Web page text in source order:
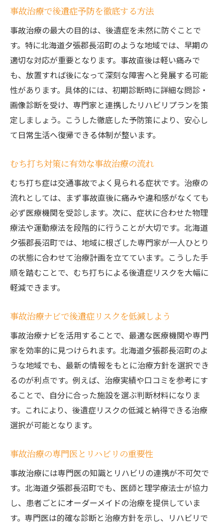
事故治療で後遺症予防を徹底する方法
事故治療の最大の目的は、後遺症を未然に防ぐことで
す。特に北海道夕張郡長沼町のような地域では、早期の
適切な対応が重要となります。事故直後は軽い痛みで
も、放置すれば後になって深刻な障害へと発展する可能
性があります。具体的には、初期診断時に詳細な問診・
画像診断を受け、専門家と連携したリハビリプランを策
定しましょう。こうした徹底した予防策により、安心し
て日常生活へ復帰できる体制が整います。
むち打ち対策に有効な事故治療の流れ
むち打ち症は交通事故でよく見られる症状です。治療の
流れとしては、まず事故直後に痛みや違和感がなくても
必ず医療機関を受診します。次に、症状に合わせた物理
療法や運動療法を段階的に行うことが大切です。北海道
夕張郡長沼町では、地域に根ざした専門家が一人ひとり
の状態に合わせて治療計画を立てています。こうした手
順を踏むことで、むち打ちによる後遺症リスクを大幅に
軽減できます。
事故治療ナビで後遺症リスクを低減しよう
事故治療ナビを活用することで、最適な医療機関や専門
家を効率的に見つけられます。北海道夕張郡長沼町のよ
うな地域でも、最新の情報をもとに治療方針を選択でき
るのが利点です。例えば、治療実績や口コミを参考にす
ることで、自分に合った施設を選ぶ判断材料になりま
す。これにより、後遺症リスクの低減と納得できる治療
選択が可能となります。
事故治療の専門医とリハビリの重要性
事故治療には専門医の知識とリハビリの連携が不可欠で
す。北海道夕張郡長沼町でも、医師と理学療法士が協力
し、患者ごとにオーダーメイドの治療を提供していま
す。専門医は的確な診断と治療方針を示し、リハビリで